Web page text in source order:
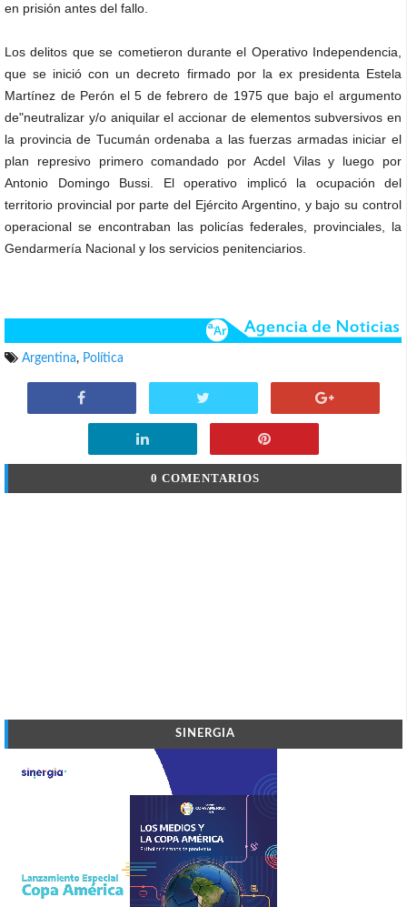
en prisión antes del fallo.
Los delitos que se cometieron durante el Operativo Independencia,
que se inició con un decreto firmado por la ex presidenta Estela
Martínez de Perón el 5 de febrero de 1975 que bajo el argumento
de"neutralizar y/o aniquilar el accionar de elementos subversivos en
la provincia de Tucumán ordenaba a las fuerzas armadas iniciar el
plan represivo primero comandado por Acdel Vilas y luego por
Antonio Domingo Bussi. El operativo implicó la ocupación del
territorio provincial por parte del Ejército Argentino, y bajo su control
operacional se encontraban las policías federales, provinciales, la
Gendarmería Nacional y los servicios penitenciarios.
Argentina, Política
0 COMENTARIOS
SINERGIA